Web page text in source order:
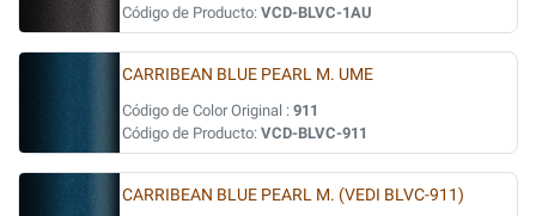
Código de Producto: VCD-BLVC-1AU
CARRIBEAN BLUE PEARL M. UME
Código de Color Original : 911
Código de Producto: VCD-BLVC-911
CARRIBEAN BLUE PEARL M. (VEDI BLVC-911)